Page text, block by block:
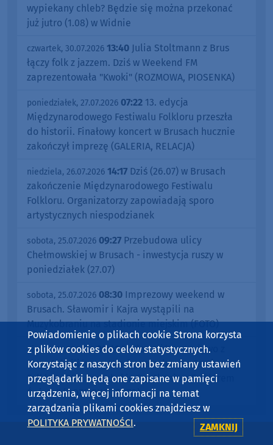
wypiekany chleb? Będzie się można przekonać
już jutro (1.08) w Widnie
czwartek, 30.07.2026 13:40 Julia Stoltmann z Brus
łączy folk z jazzem. Dziś w Weekend FM
zaprezentowała "Kwoki" (ROZMOWA, PIOSENKA)
poniedziałek, 27.07.2026 07:22 13. edycja
Międzynarodowego Festiwalu Folkloru przeszła
do historii. Finałowy koncert w Brusach hucznie
zakończył imprezę (GALERIA, RELACJA)
niedziela, 26.07.2026 14:17 Dziś (26.07) w Brusach
zakończenie Międzynarodowego Festiwalu
Folkloru. Organizatorzy zapowiadają sporo
artystycznych niespodzianek
sobota, 25.07.2026 09:27 Przebudowa ulicy
Chełmowskiej w Brusach - inwestycja ruszy w
poniedziałek (27.07)
sobota, 25.07.2026 08:30 Imprezowy weekend w
Brusach. Sławomir i Kajra wystąpili na
Muzykobraniu na stadionie miejskim (FOTO)
piątek, 24.07.2026 09:41Nadawaliśmy na żywo z
Brus. Mówiliśmy o Międzynarodowym Festiwalu
Folkloru "XIII Kaszubskie Spotkania z Folklorem
Świata" (ROZMOWY, FOTO)
Powiadomienie o plikach cookie Strona korzysta
z plików cookies do celów statystycznych.
Korzystając z naszych stron bez zmiany ustawień
przeglądarki będą one zapisane w pamięci
urządzenia, więcej informacji na temat
zarządzania plikami cookies znajdziesz w
POLITYKA PRYWATNOŚCI. ZAMKNIJ